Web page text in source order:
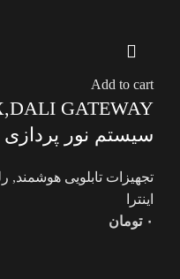
Add to cart
سیستم نور پردازی
تجهیزات تابلویی هوشمند,
اینترا
۰ تومان